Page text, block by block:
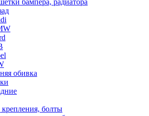
бампера, радиатора
обивка
болты